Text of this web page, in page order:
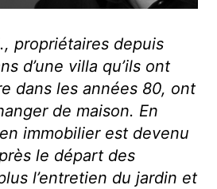
propriétaires depuis
d’une villa qu’ils ont
dans les années 80, ont
de maison. En
immobilier est devenu
le départ des
l’entretien du jardin et